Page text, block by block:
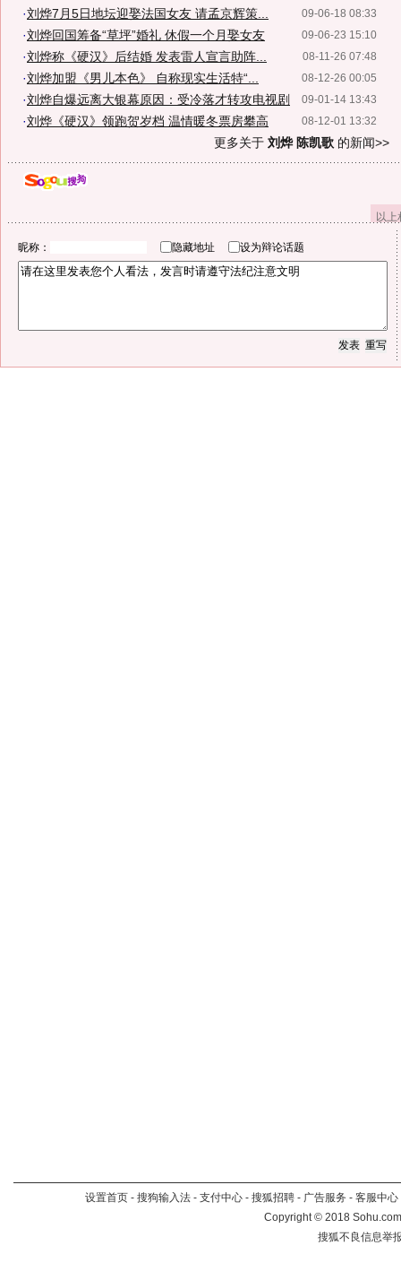
09-06-18 08:33
·刘烨7月5日地坛迎娶法国女友 请孟京辉策...
09-06-23 15:10
·刘烨回国筹备“草坪”婚礼 休假一个月娶女友
08-11-26 07:48
·刘烨称《硬汉》后结婚 发表雷人宣言助阵...
08-12-26 00:05
·刘烨加盟《男儿本色》 自称现实生活特“...
09-01-14 13:43
·刘烨自爆远离大银幕原因：受冷落才转攻电视剧
08-12-01 13:32
·刘烨《硬汉》领跑贺岁档 温情暖冬票房攀高
更多关于 刘烨 陈凯歌 的新闻>>
以
昵称： 隐藏地址 设为辩论话题
设置首页 - 搜狗输入法 - 支付中心 - 搜狐招聘 - 广告服务 - 客服中心
Copyright©2018
搜狐不良信息举